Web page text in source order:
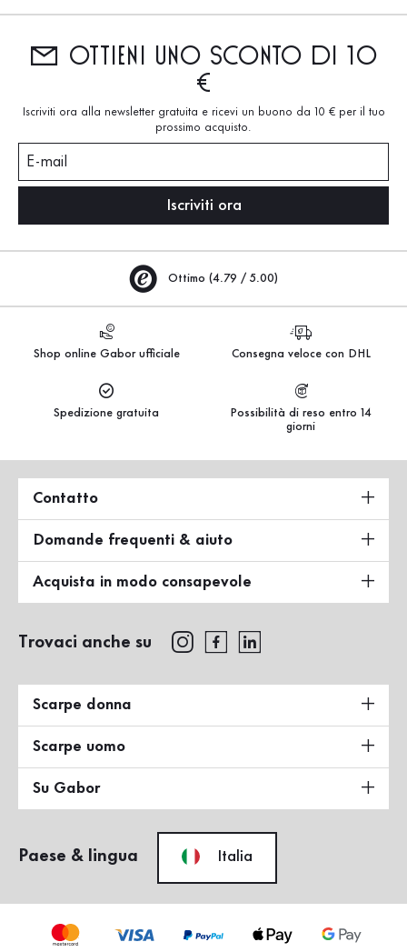
Ottieni uno sconto di 10
€
Iscriviti ora alla newsletter gratuita e ricevi un buono da 10 € per il tuo
prossimo acquisto.
Iscriviti ora
Ottimo (4.79 / 5.00)
Shop online Gabor ufficiale Consegna veloce con DHL
Spedizione gratuita
Possibilità di reso entro 14
giorni
Contatto
Domande frequenti & aiuto
Acquista in modo consapevole
Trovaci anche su
Scarpe donna
Scarpe uomo
Su Gabor
Paese & lingua Italia